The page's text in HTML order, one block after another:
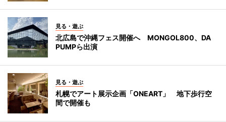
見る・遊ぶ
北広島で沖縄フェス開催へ MONGOL800、DA
PUMPら出演
見る・遊ぶ
札幌でアート展示企画「ONEART」 地下歩行空
間で開催も